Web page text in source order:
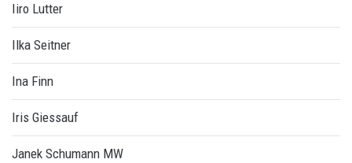
Iiro Lutter
Ilka Seitner
Ina Finn
Iris Giessauf
Janek Schumann MW